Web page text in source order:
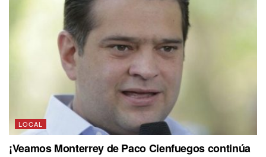
LOCAL
¡Veamos Monterrey de Paco Cienfuegos continúa